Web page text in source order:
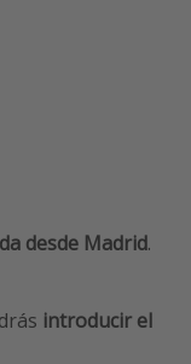
desde Madrid.
introducir el